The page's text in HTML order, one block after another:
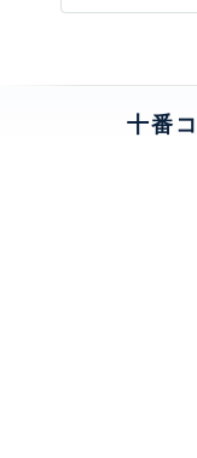
十番